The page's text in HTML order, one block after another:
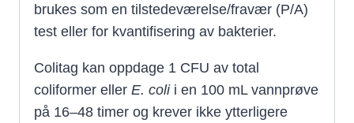
brukes som en tilstedeværelse/fravær (P/A)
test eller for kvantifisering av bakterier.
Colitag kan oppdage 1 CFU av total
coliformer eller E. colii en 100 mL vannprøve
på 16–48 timer og krever ikke ytterligere